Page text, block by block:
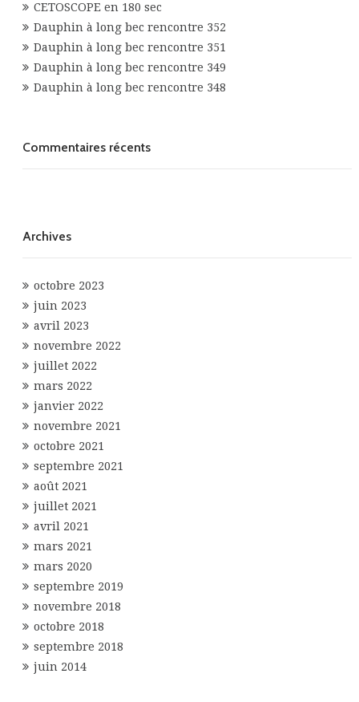
CETOSCOPE en 180 sec
Dauphin à long bec rencontre 352
Dauphin à long bec rencontre 351
Dauphin à long bec rencontre 349
Dauphin à long bec rencontre 348
Commentaires récents
Archives
octobre 2023
juin 2023
avril 2023
novembre 2022
juillet 2022
mars 2022
janvier 2022
novembre 2021
octobre 2021
septembre 2021
août 2021
juillet 2021
avril 2021
mars 2021
mars 2020
septembre 2019
novembre 2018
octobre 2018
septembre 2018
juin 2014